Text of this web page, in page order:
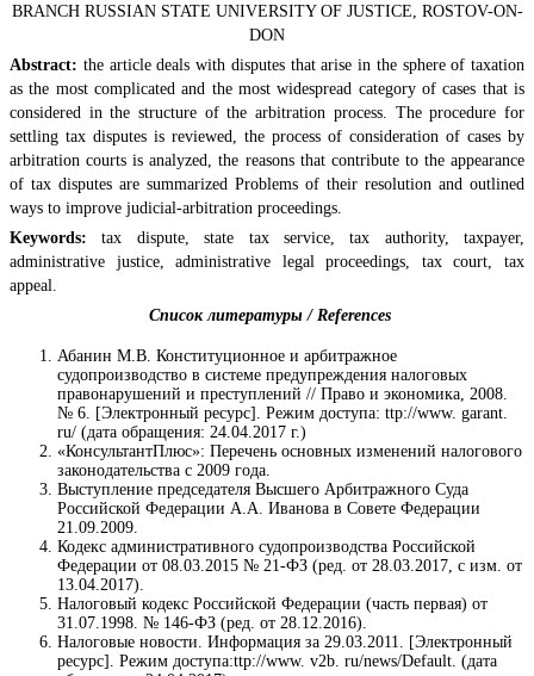
BRANCH RUSSIAN STATE UNIVERSITY OF JUSTICE, ROSTOV-ON-
DON
Abstract: the article deals with disputes that arise in the sphere of taxation
as the most complicated and the most widespread category of cases that is
considered in the structure of the arbitration process. The procedure for
settling tax disputes is reviewed, the process of consideration of cases by
arbitration courts is analyzed, the reasons that contribute to the appearance
of tax disputes are summarized Problems of their resolution and outlined
ways to improve judicial-arbitration proceedings.
Keywords: tax dispute, state tax service, tax authority, taxpayer,
administrative justice, administrative legal proceedings, tax court, tax
appeal.
Список литературы / References
Абанин М.В. Конституционное и арбитражное
судопроизводство в системе предупреждения налоговых
правонарушений и преступлений // Право и экономика, 2008.
№ 6. [Электронный ресурс]. Режим доступа: ttp://www. garant.
ru/ (дата обращения: 24.04.2017 г.)
«КонсультантПлюс»: Перечень основных изменений налогового
законодательства с 2009 года.
Выступление председателя Высшего Арбитражного Суда
Российской Федерации А.А. Иванова в Совете Федерации
21.09.2009.
Кодекс административного судопроизводства Российской
Федерации от 08.03.2015 № 21-ФЗ (ред. от 28.03.2017, с изм. от
13.04.2017).
Налоговый кодекс Российской Федерации (часть первая) от
31.07.1998. № 146-ФЗ (ред. от 28.12.2016).
Налоговые новости. Информация за 29.03.2011. [Электронный
ресурс]. Режим доступа:ttp://www. v2b. ru/news/Default. (дата